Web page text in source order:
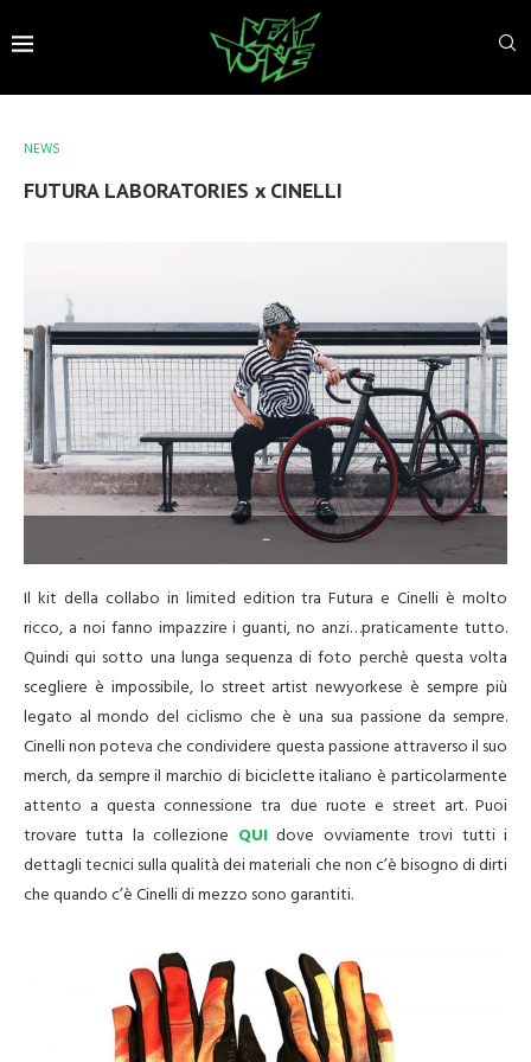
NEWS
FUTURA LABORATORIES x CINELLI
–
Il kit della collabo in limited edition tra Futura e Cinelli è molto
ricco, a noi fanno impazzire i guanti, no anzi…praticamente tutto.
Quindi qui sotto una lunga sequenza di foto perchè questa volta
scegliere è impossibile, lo street artist newyorkese è sempre più
legato al mondo del ciclismo che è una sua passione da sempre.
Cinelli non poteva che condividere questa passione attraverso il suo
merch, da sempre il marchio di biciclette italiano è particolarmente
attento a questa connessione tra due ruote e street art. Puoi
trovare tutta la collezione QUIdove ovviamente trovi tutti i
dettagli tecnici sulla qualità dei materiali che non c’è bisogno di dirti
che quando c’è Cinelli di mezzo sono garantiti.